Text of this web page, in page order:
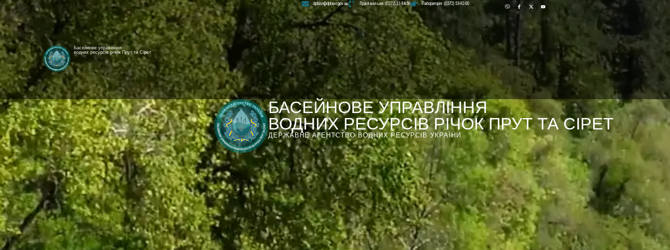
[newyear_garland]
Басейнове управління
водних ресурсів річок Прут та Сірет
Лабораторія: (0372) 53-92-00
dpbuvr@dpbuvr.gov.ua Приймальня: (0372) 51-14-56
БАСЕЙНОВЕ УПРАВЛІННЯ
ВОДНИХ РЕСУРСІВ РІЧОК ПРУТ ТА СІРЕТ
ДЕРЖАВНЕ АГЕНТСТВО ВОДНИХ РЕСУРСІВ УКРАЇНИ